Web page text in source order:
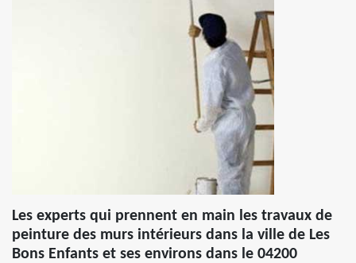
Les experts qui prennent en main les travaux de
peinture des murs intérieurs dans la ville de Les
Bons Enfants et ses environs dans le 04200